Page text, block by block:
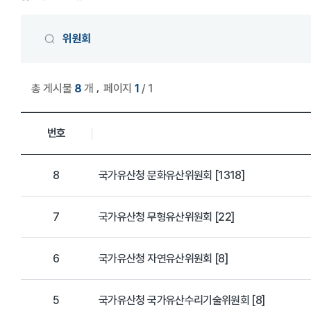
위원회
총 게시물 8 개 페이지 1 / 1
위원회 목록
번호
8 국가유산청 문화유산위원회 [1318]
7 국가유산청 무형유산위원회 [22]
6 국가유산청 자연유산위원회 [8]
5 국가유산청 국가유산수리기술위원회 [8]